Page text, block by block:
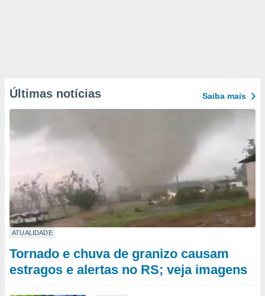
Últimas notícias Saiba mais
ATUALIDADE
Tornado e chuva de granizo causam
estragos e alertas no RS; veja imagens